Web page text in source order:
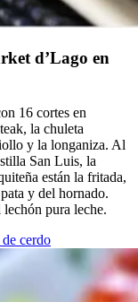
d’Lago en
16 cortes en
la chuleta
y la longaniza. Al
San Luis, la
están la fritada,
y del hornado.
pura leche.
de cerdo